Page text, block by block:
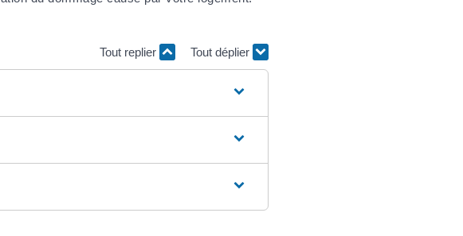
Tout replier Tout déplier